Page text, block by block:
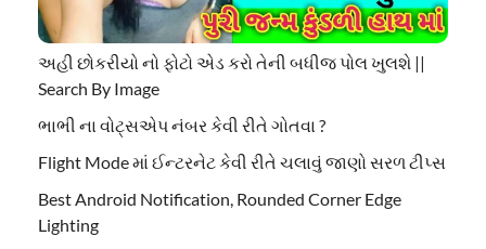
અહી છોકરીયો નો ફોટો એડ કરો તેની બધીજ પોલ ખુલશે ||
Search By Image
ભાભી ના વોટ્સએપ નંબર કેવી રીતે ગોતવા ?
Flight Mode માં ઈન્ટરનેટ કેવી રીતે ચલાવું જાણો સરળ ટીપ્સ
Best Android Notification, Rounded Corner Edge
Lighting